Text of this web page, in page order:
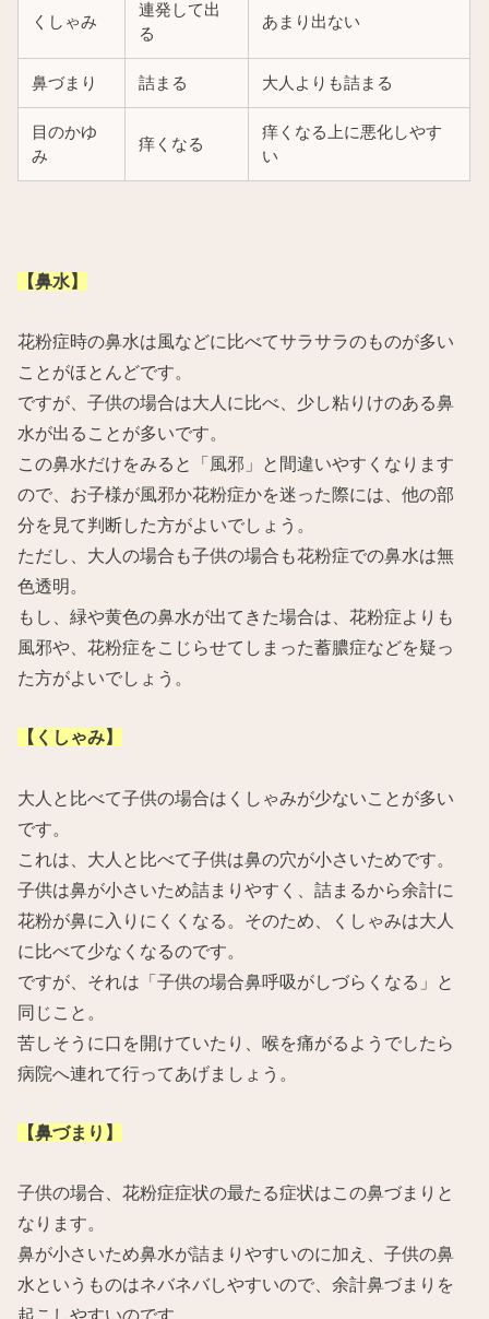
くしゃみ
連発して出
る
あまり出ない
鼻づまり 詰まる 大人よりも詰まる
目のかゆ
み
痒くなる
痒くなる上に悪化しやす
い
【鼻水】
花粉症時の鼻水は風などに比べてサラサラのものが多い
ことがほとんどです。
ですが、子供の場合は大人に比べ、少し粘りけのある鼻
水が出ることが多いです。
この鼻水だけをみると「風邪」と間違いやすくなります
ので、お子様が風邪か花粉症かを迷った際には、他の部
分を見て判断した方がよいでしょう。
ただし、大人の場合も子供の場合も花粉症での鼻水は無
色透明。
もし、緑や黄色の鼻水が出てきた場合は、花粉症よりも
風邪や、花粉症をこじらせてしまった蓄膿症などを疑っ
た方がよいでしょう。
【くしゃみ】
大人と比べて子供の場合はくしゃみが少ないことが多い
です。
これは、大人と比べて子供は鼻の穴が小さいためです。
子供は鼻が小さいため詰まりやすく、詰まるから余計に
花粉が鼻に入りにくくなる。そのため、くしゃみは大人
に比べて少なくなるのです。
ですが、それは「子供の場合鼻呼吸がしづらくなる」と
同じこと。
苦しそうに口を開けていたり、喉を痛がるようでしたら
病院へ連れて行ってあげましょう。
【鼻づまり】
子供の場合、花粉症症状の最たる症状はこの鼻づまりと
なります。
鼻が小さいため鼻水が詰まりやすいのに加え、子供の鼻
水というものはネバネバしやすいので、余計鼻づまりを